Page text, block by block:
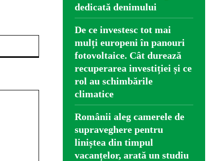
dedicată denimului
De ce investesc tot mai
mulți europeni în panouri
fotovoltaice. Cât durează
recuperarea investiției și ce
rol au schimbările
climatice
Românii aleg camerele de
supraveghere pentru
liniștea din timpul
vacanțelor, arată un studiu